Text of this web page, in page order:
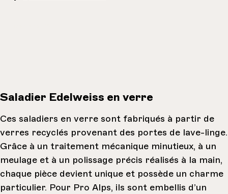
Saladier Edelweiss en verre
Ces saladiers en verre sont fabriqués à partir de
verres recyclés provenant des portes de lave-linge.
Grâce à un traitement mécanique minutieux, à un
meulage et à un polissage précis réalisés à la main,
chaque pièce devient unique et possède un charme
particulier. Pour Pro Alps, ils sont embellis d’un